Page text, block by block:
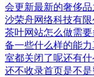
会更新最新的奢侈
沙荣舟网络科技有
茶叶网站怎么做需要
备一些什么样的能
室都关闭了呢还有
还不收录首页是不是